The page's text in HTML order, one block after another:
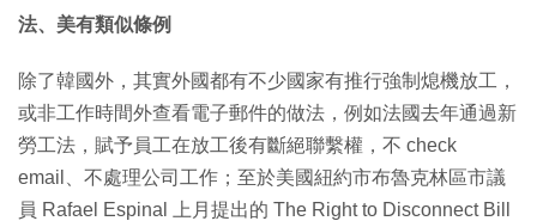
法、美有類似條例
除了韓國外，其實外國都有不少國家有推行強制熄機放工，
或非工作時間外查看電子郵件的做法，例如法國去年通過新
勞工法，賦予員工在放工後有斷絕聯繫權，不 check
email、不處理公司工作；至於美國紐約市布魯克林區市議
員 Rafael Espinal 上月提出的 The Right to Disconnect Bill